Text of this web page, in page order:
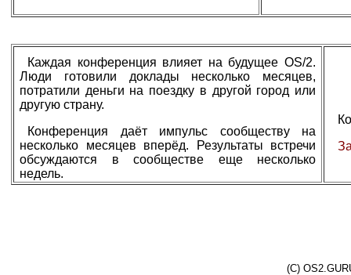
Каждая конференция влияет на будущее OS/2.
Люди готовили доклады несколько месяцев,
потратили деньги на поездку в другой город или
другую страну.
Конференция даёт импульс сообществу на
несколько месяцев вперёд. Результаты встречи
обсуждаются в сообществе еще несколько
недель.
(C)